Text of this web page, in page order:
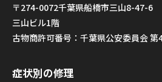
〒274-0072千葉県船橋市三山8-47-6
三山ビル1階
古物商許可番号：千葉県公安委員会
症状別の修理